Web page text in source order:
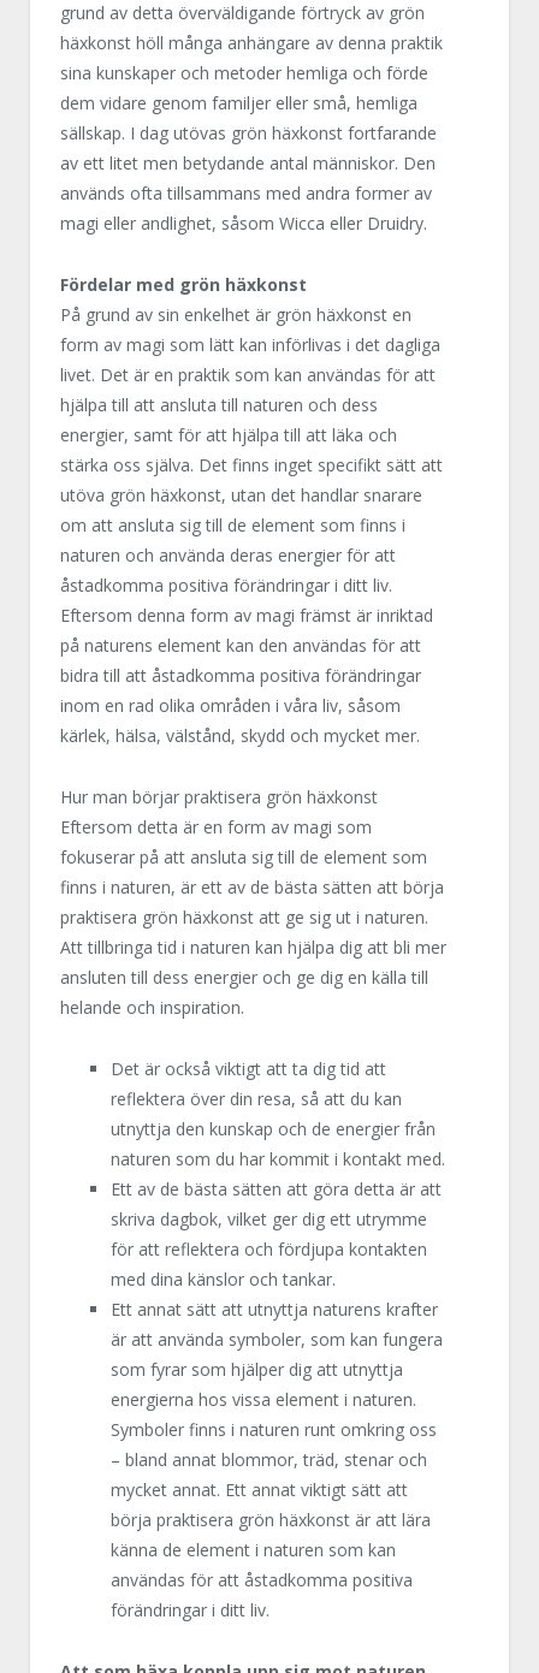
grund av detta överväldigande förtryck av grön
häxkonst höll många anhängare av denna praktik
sina kunskaper och metoder hemliga och förde
dem vidare genom familjer eller små, hemliga
sällskap. I dag utövas grön häxkonst fortfarande
av ett litet men betydande antal människor. Den
används ofta tillsammans med andra former av
magi eller andlighet, såsom Wicca eller Druidry.
Fördelar med grön häxkonst
På grund av sin enkelhet är grön häxkonst en
form av magi som lätt kan införlivas i det dagliga
livet. Det är en praktik som kan användas för att
hjälpa till att ansluta till naturen och dess
energier, samt för att hjälpa till att läka och
stärka oss själva. Det finns inget specifikt sätt att
utöva grön häxkonst, utan det handlar snarare
om att ansluta sig till de element som finns i
naturen och använda deras energier för att
åstadkomma positiva förändringar i ditt liv.
Eftersom denna form av magi främst är inriktad
på naturens element kan den användas för att
bidra till att åstadkomma positiva förändringar
inom en rad olika områden i våra liv, såsom
kärlek, hälsa, välstånd, skydd och mycket mer.
Hur man börjar praktisera grön häxkonst
Eftersom detta är en form av magi som
fokuserar på att ansluta sig till de element som
finns i naturen, är ett av de bästa sätten att börja
praktisera grön häxkonst att ge sig ut i naturen.
Att tillbringa tid i naturen kan hjälpa dig att bli mer
ansluten till dess energier och ge dig en källa till
helande och inspiration.
Det är också viktigt att ta dig tid att
reflektera över din resa, så att du kan
utnyttja den kunskap och de energier från
naturen som du har kommit i kontakt med.
Ett av de bästa sätten att göra detta är att
skriva dagbok, vilket ger dig ett utrymme
för att reflektera och fördjupa kontakten
med dina känslor och tankar.
Ett annat sätt att utnyttja naturens krafter
är att använda symboler, som kan fungera
som fyrar som hjälper dig att utnyttja
energierna hos vissa element i naturen.
Symboler finns i naturen runt omkring oss
– bland annat blommor, träd, stenar och
mycket annat. Ett annat viktigt sätt att
börja praktisera grön häxkonst är att lära
känna de element i naturen som kan
användas för att åstadkomma positiva
förändringar i ditt liv.